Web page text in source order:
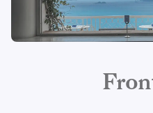
Idées reçues
Création de compte
Alias de courrier
électronique
Services d'e-mail
Invidious
Piped
Communauté